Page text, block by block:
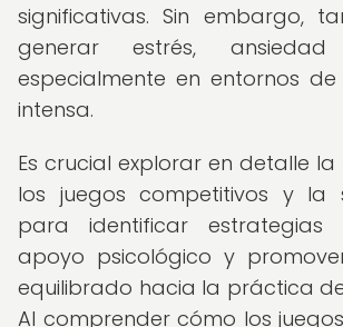
significativas. Sin embargo,
generar estrés,
especialmente en entornos
intensa.
Es crucial explorar en detalle
los juegos competitivos y la
para identificar estrategias
apoyo psicológico y
equilibrado hacia la práctica
Al comprender cómo los